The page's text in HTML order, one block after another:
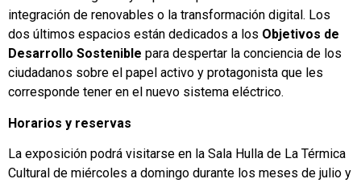
integración de renovables o la transformación digital. Los
dos últimos espacios están dedicados a los Objetivos de
Desarrollo Sostenible para despertar la conciencia de los
ciudadanos sobre el papel activo y protagonista que les
corresponde tener en el nuevo sistema eléctrico.
Horarios y reservas
La exposición podrá visitarse en la Sala Hulla de La Térmica
Cultural de miércoles a domingo durante los meses de julio y